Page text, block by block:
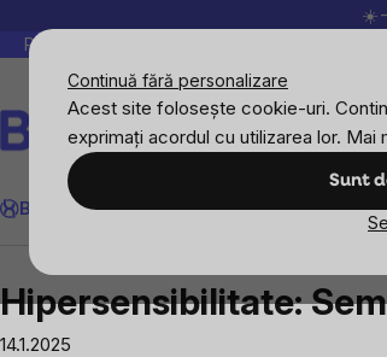
Continuă fără personalizare
Acest site folosește cookie-uri.
exprimați acordul cu utilizarea lor. Mai
Sunt
Peste 200.000 de recenzii verificate
Căutare
BrainMax
SportImunitateFemeiBărbați
Hipersensibilitate:
14.1.2025